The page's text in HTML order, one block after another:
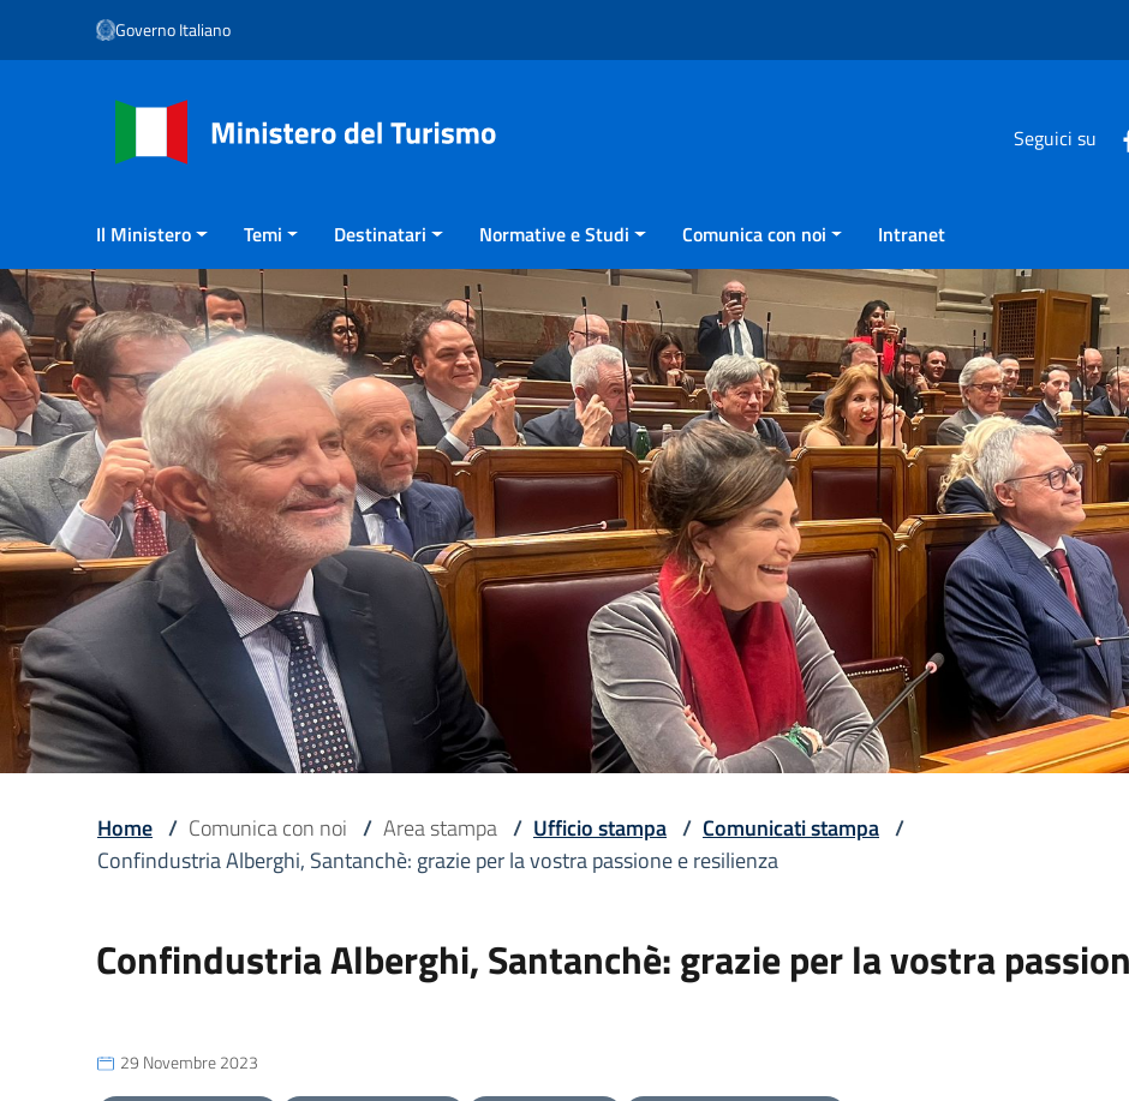
Vai ai contenuti
Vai al menu di navigazione
Governo Italiano
Seguici su
Il Ministero Temi Destinatari Normative e Studi Comunica con noi Intranet
Home / Comunica con noi / Area stampa / Ufficio stampa / Comunicati stampa /
Confindustria Alberghi, Santanchè: grazie per la vostra passione e resilienza
Confindustria Alberghi, Santanchè: grazie per la vostra
29 Novembre 2023